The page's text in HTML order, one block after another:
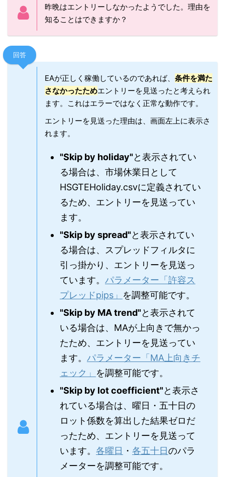
昨晩はエントリーしなかったようでした。理由を
知ることはできますか？
回答
EAが正しく稼働しているのであれば、 条件を満た
さなかったためエントリーを見送ったと考えられ
ます。これはエラーではなく正常な動作です。
エントリーを見送った理由は、画面左上に表示さ
れます。
"Skip by holiday"と表示されてい
る場合は、市場休業日として
HSGTEHoliday.csvに定義されてい
るため、エントリーを見送ってい
ます。
"Skip by spread"と表示されてい
る場合は、スプレッドフィルタに
引っ掛かり、エントリーを見送っ
ています。 パラメーター「許容ス
プレッドpips」 を調整可能です。
"Skip by MA trend"と表示されて
いる場合は、MAが上向きで無かっ
たため、エントリーを見送ってい
ます。 パラメーター「MA上向きチ
ェック」 を調整可能です。
"Skip by lot coefficient"と表示さ
れている場合は、曜日・五十日の
ロット係数を算出した結果ゼロだ
ったため、エントリーを見送って
います。 各曜日 ・ 各五十日のパラ
メーターを調整可能です。